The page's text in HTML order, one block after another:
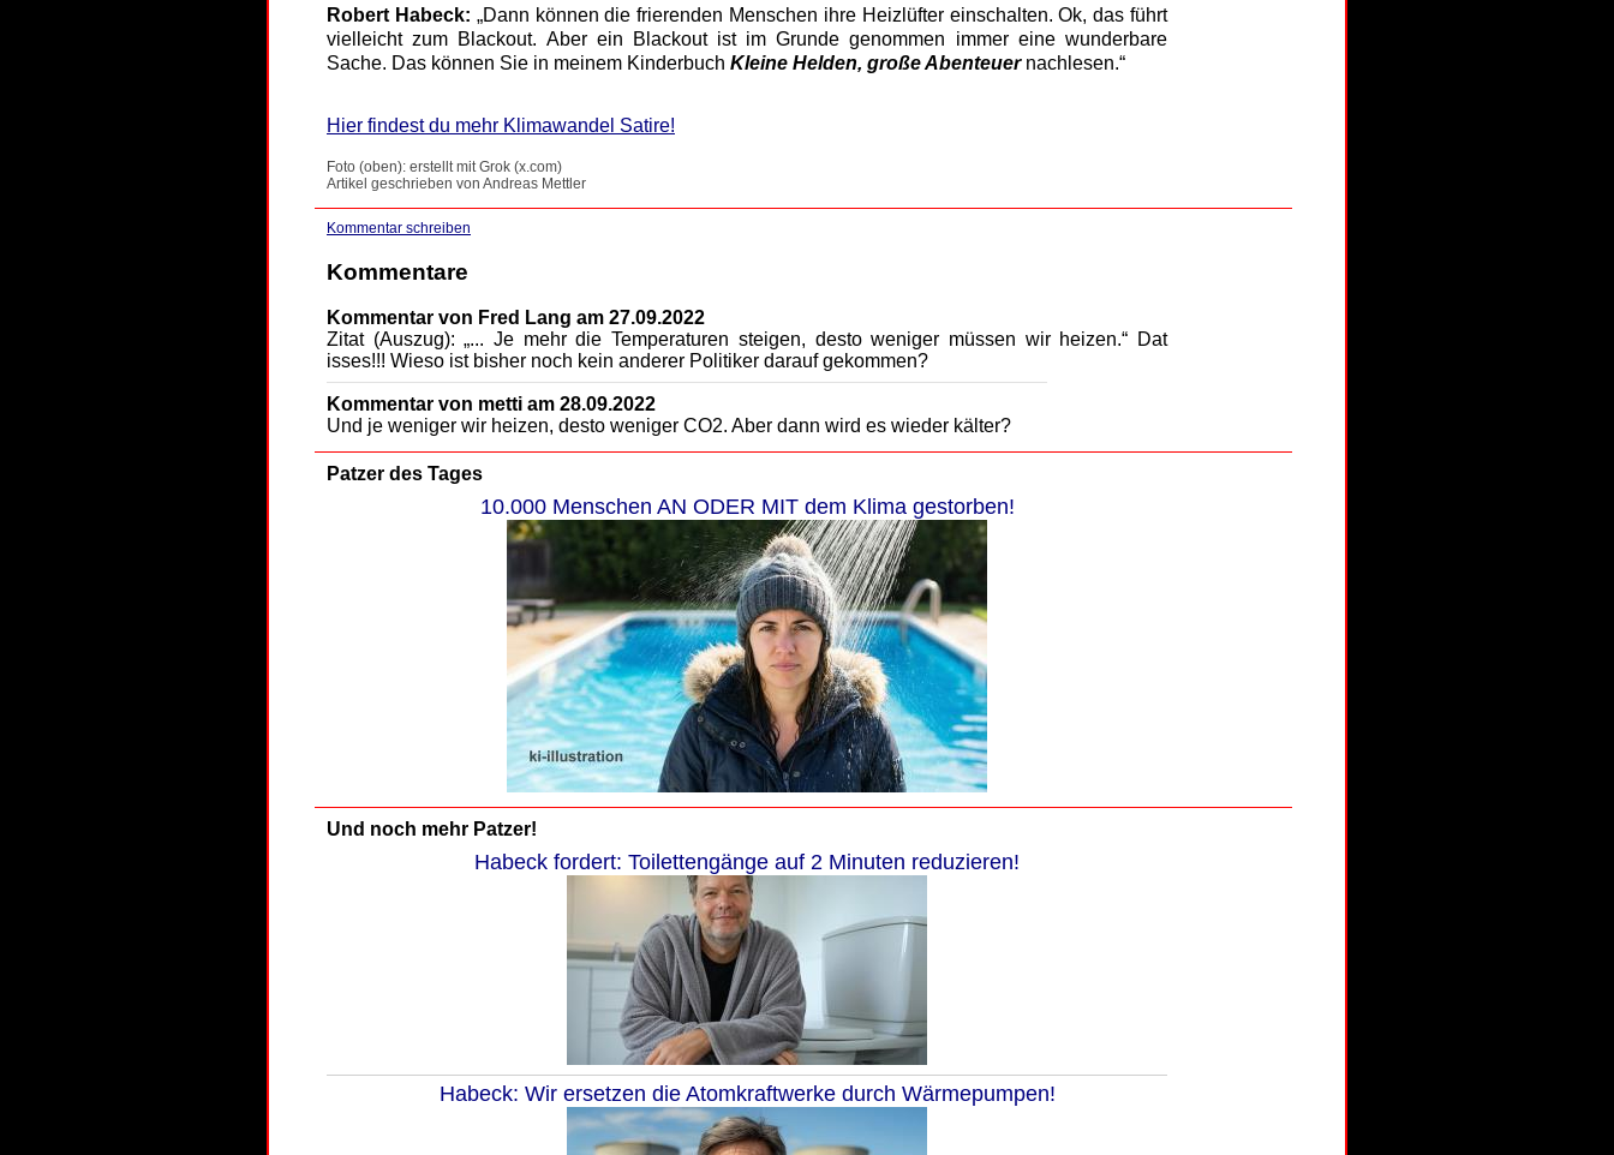
Robert Habeck: „Dann können die frierenden Menschen ihre Heizlüfter einschalten. Ok, das führt
vielleicht zum Blackout. Aber ein Blackout ist im Grunde genommen immer eine wunderbare
Sache. Das können Sie in meinem Kinderbuch Kleine Helden, große Abenteuernachlesen.“
Hier findest du mehr Klimawandel Satire!
Foto (oben): erstellt mit Grok (x.com)
Artikel geschrieben von Andreas Mettler
Kommentar schreiben
Kommentare
Kommentar von Fred Lang am 27.09.2022
Zitat (Auszug): „... Je mehr die Temperaturen steigen, desto weniger müssen wir heizen.“ Dat
isses!!! Wieso ist bisher noch kein anderer Politiker darauf gekommen?
Kommentar von metti am 28.09.2022
Und je weniger wir heizen, desto weniger CO2. Aber dann wird es wieder kälter?
Patzer des Tages
10.000 Menschen AN ODER MIT dem Klima gestorben!
Und noch mehr Patzer!
Habeck fordert: Toilettengänge auf 2 Minuten reduzieren!
Habeck: Wir ersetzen die Atomkraftwerke durch Wärmepumpen!